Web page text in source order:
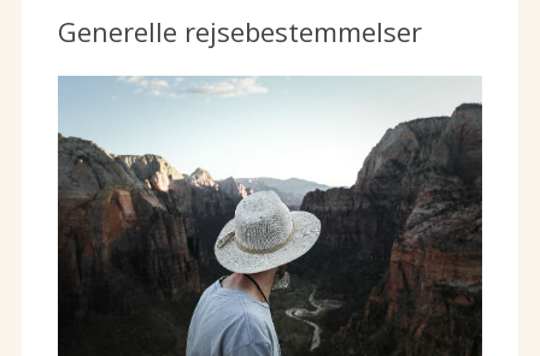
Generelle rejsebestemmelser